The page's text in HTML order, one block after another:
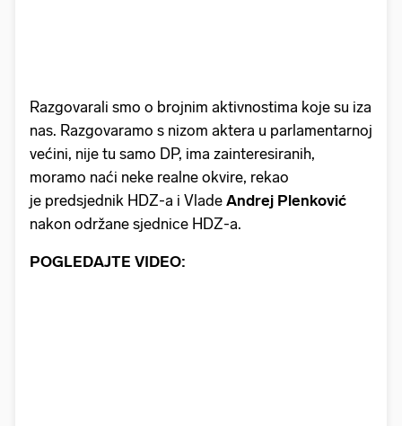
Razgovarali smo o brojnim aktivnostima koje su iza
nas. Razgovaramo s nizom aktera u parlamentarnoj
većini, nije tu samo DP, ima zainteresiranih,
moramo naći neke realne okvire, rekao
je predsjednik HDZ-a i Vlade Andrej Plenković
nakon održane sjednice HDZ-a.
POGLEDAJTE VIDEO: